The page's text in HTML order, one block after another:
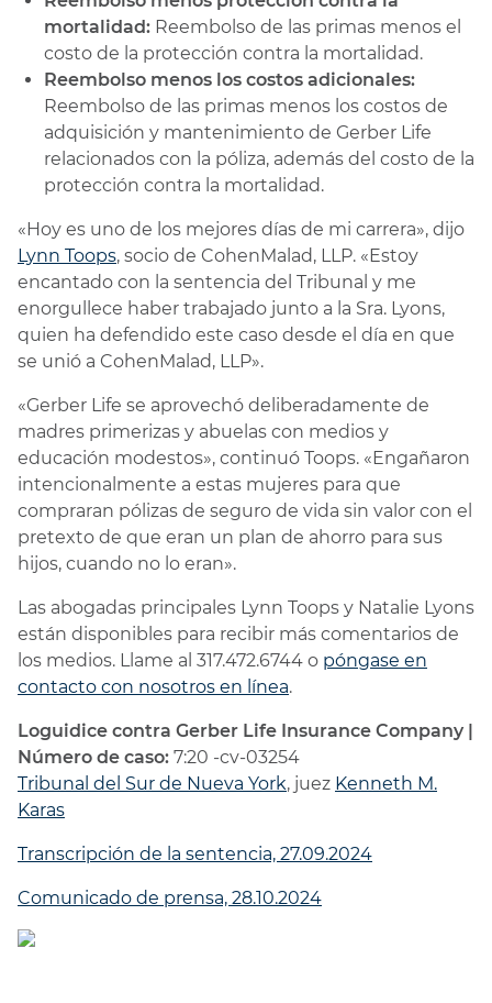
mortalidad: Reembolso de las primas menos el
costo de la protección contra la mortalidad.
Reembolso menos los costos adicionales:
Reembolso de las primas menos los costos de
adquisición y mantenimiento de Gerber Life
relacionados con la póliza, además del costo de la
protección contra la mortalidad.
«Hoy es uno de los mejores días de mi carrera», dijo
Lynn Toops, socio de CohenMalad, LLP. «Estoy
encantado con la sentencia del Tribunal y me
enorgullece haber trabajado junto a la Sra. Lyons,
quien ha defendido este caso desde el día en que
se unió a CohenMalad, LLP».
«Gerber Life se aprovechó deliberadamente de
madres primerizas y abuelas con medios y
educación modestos», continuó Toops. «Engañaron
intencionalmente a estas mujeres para que
compraran pólizas de seguro de vida sin valor con el
pretexto de que eran un plan de ahorro para sus
hijos, cuando no lo eran».
Las abogadas principales Lynn Toops y Natalie Lyons
están disponibles para recibir más comentarios de
los medios. Llame al 317.472.6744 o póngase en
contacto con nosotros en línea.
Loguidice contra Gerber Life Insurance Company |
Número de caso: 7:20 -cv-03254
Tribunal del Sur de Nueva York, juez Kenneth M.
Karas
Transcripción de la sentencia, 27.09.2024
Comunicado de prensa, 28.10.2024